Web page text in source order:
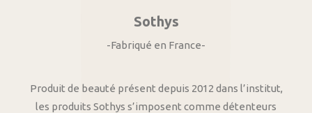
Sothys
-Fabriqué en France-
Produit de beauté présent depuis 2012 dans l’institut,
les produits Sothys s’imposent comme détenteurs